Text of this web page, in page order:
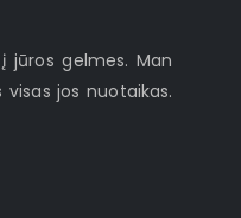
jūros gelmes. Man
jos nuotaikas.